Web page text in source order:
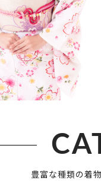
豊富な種類の着